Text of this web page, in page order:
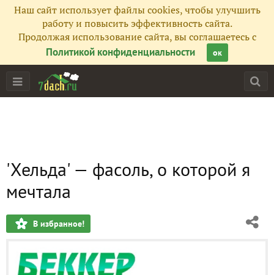
Наш сайт использует файлы cookies, чтобы улучшить
работу и повысить эффективность сайта.
Продолжая использование сайта, вы соглашаетесь с
Политикой конфиденциальности
ок
'Хельда' — фасоль, о которой я
мечтала
В избранное!